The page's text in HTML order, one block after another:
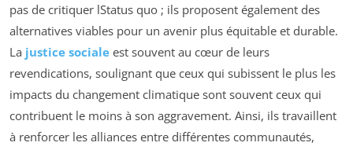
pas de critiquer lStatus quo ; ils proposent également des
alternatives viables pour un avenir plus équitable et durable.
La justice sociale est souvent au cœur de leurs
revendications, soulignant que ceux qui subissent le plus les
impacts du changement climatique sont souvent ceux qui
contribuent le moins à son aggravement. Ainsi, ils travaillent
à renforcer les alliances entre différentes communautés,